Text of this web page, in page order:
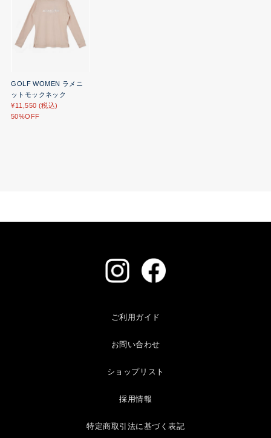
GOLF WOMEN ラメニ
ットモックネック
¥11,550 (税込)
50%OFF
ご利用ガイド
お問い合わせ
ショップリスト
採用情報
特定商取引法に基づく表記